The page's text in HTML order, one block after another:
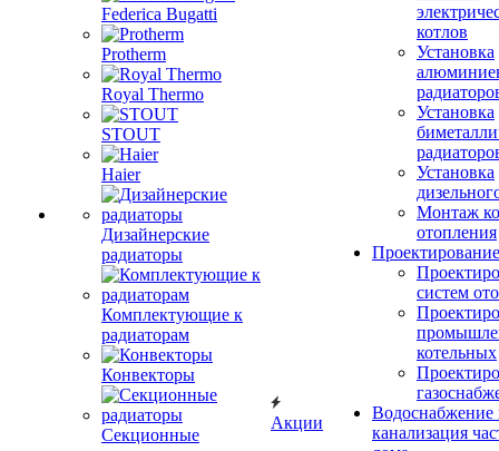
Federica Bugatti
Protherm
Royal Thermo
STOUT
Haier
Дизайнерские
радиаторы
Комплектующие к
радиаторам
Конвекторы
Секционные
Акции
котлов
Установка
Установка
Установка
Монтаж
отопления
Проектирование
систем
котельных
Водоснабжение
канализация